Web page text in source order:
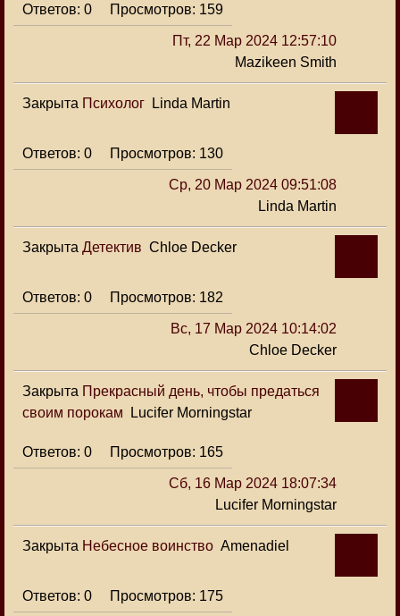
0 159
Пт, 22 Мар 2024 12:57:10
Mazikeen Smith
Закрыта Психолог Linda Martin
0 130
Ср, 20 Мар 2024 09:51:08
Linda Martin
Закрыта Детектив Chloe Decker
0 182
Вс, 17 Мар 2024 10:14:02
Chloe Decker
Закрыта Прекрасный день, чтобы предаться
своим порокам
Lucifer Morningstar
0 165
Сб, 16 Мар 2024 18:07:34
Lucifer Morningstar
Закрыта Небесное воинство Amenadiel
0 175